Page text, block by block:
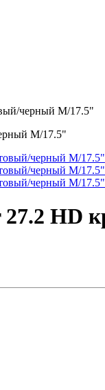
черный M/17.5"
M/17.5"
HD